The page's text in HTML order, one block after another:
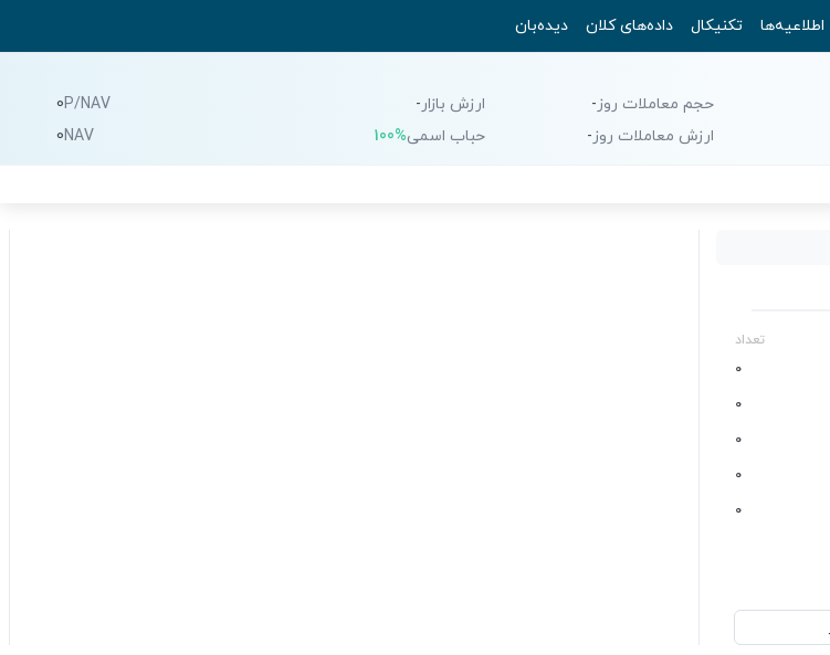
اطلاعیه‌ها تکنیکال داده‌های کلان دیده‌بان
حجم معاملات روز-
ارزش معاملات روز-
ارزش بازار-
حباب اسمی100%
P/NAV
0
NAV
0
تعداد
0
0
0
0
0